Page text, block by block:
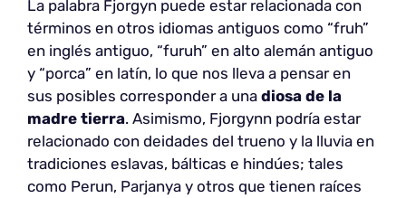
La palabra Fjorgyn puede estar relacionada con
términos en otros idiomas antiguos como “fruh”
en inglés antiguo, “furuh” en alto alemán antiguo
y “porca” en latín, lo que nos lleva a pensar en
sus posibles corresponder a una diosa de la
madre tierra. Asimismo, Fjorgynn podría estar
relacionado con deidades del trueno y la lluvia en
tradiciones eslavas, bálticas e hindúes; tales
como Perun, Parjanya y otros que tienen raíces